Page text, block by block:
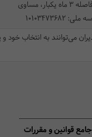
10103473682
می‌توانند به انتخاب
قوانین و مقررات